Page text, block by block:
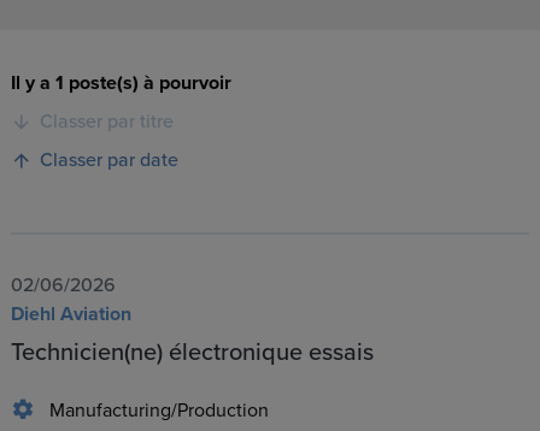
Il y a 1 poste(s) à pourvoir
Classer par titre
Classer par date
02/06/2026
Diehl Aviation
Technicien(ne) électronique essais
Manufacturing/Production